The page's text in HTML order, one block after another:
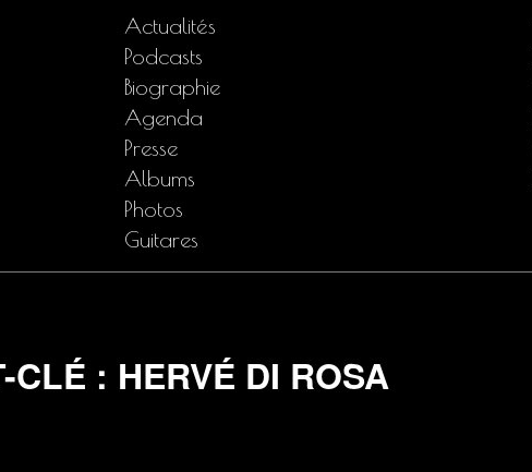
Actualités
Podcasts
Biographie
Agenda
Presse
Albums
Photos
Guitares
CLÉ : HERVÉ DI ROSA